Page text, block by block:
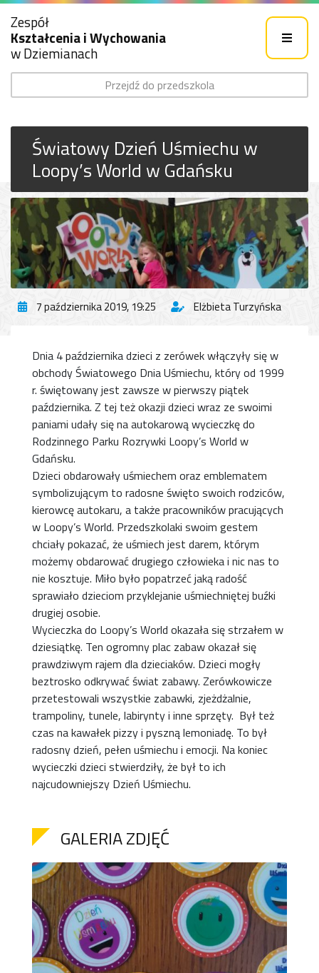
Zespół
Kształcenia i Wychowania
w Dziemianach
Przejdź do przedszkola
Światowy Dzień Uśmiechu w
Loopy’s World w Gdańsku
7 października 2019, 19:25 Elżbieta Turzyńska
Dnia 4 października dzieci z zerówek włączyły się w
obchody Światowego Dnia Uśmiechu, który od 1999
r. świętowany jest zawsze w pierwszy piątek
października. Z tej też okazji dzieci wraz ze swoimi
paniami udały się na autokarową wycieczkę do
Rodzinnego Parku Rozrywki Loopy’s World w
Gdańsku.
Dzieci obdarowały uśmiechem oraz emblematem
symbolizującym to radosne święto swoich rodziców,
kierowcę autokaru, a także pracowników pracujących
w Loopy’s World. Przedszkolaki swoim gestem
chciały pokazać, że uśmiech jest darem, którym
możemy obdarować drugiego człowieka i nic nas to
nie kosztuje. Miło było popatrzeć jaką radość
sprawiało dzieciom przyklejanie uśmiechniętej buźki
drugiej osobie.
Wycieczka do Loopy’s World okazała się strzałem w
dziesiątkę. Ten ogromny plac zabaw okazał się
prawdziwym rajem dla dzieciaków. Dzieci mogły
beztrosko odkrywać świat zabawy. Zerówkowicze
przetestowali wszystkie zabawki, zjeżdżalnie,
trampoliny, tunele, labirynty i inne sprzęty. Był też
czas na kawałek pizzy i pyszną lemoniadę. To był
radosny dzień, pełen uśmiechu i emocji. Na koniec
wycieczki dzieci stwierdziły, że był to ich
najcudowniejszy Dzień Uśmiechu.
GALERIA ZDJĘĆ